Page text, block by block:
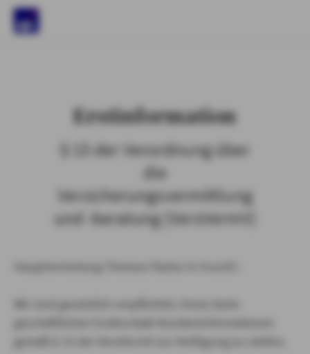
Erstinformation
§ 15 der Verordnung über
die
Versicherungsvermittlung
und -beratung (VersVermV)